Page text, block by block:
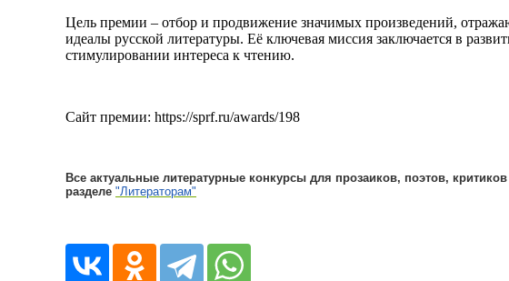
Цель премии – отбор и продвижение значимых произведений,
идеалы русской литературы. Её ключевая миссия заключается в
стимулировании интереса к чтению.
Сайт премии: https://sprf.ru/awards/198
Все актуальные литературные конкурсы для прозаиков, поэтов,
разделе "Литераторам"